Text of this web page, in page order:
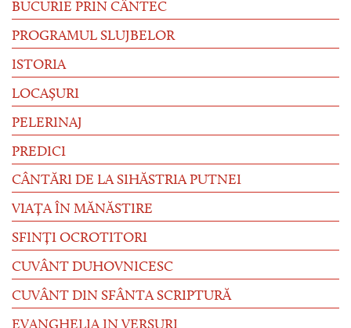
BUCURIE PRIN CÂNTEC
PROGRAMUL SLUJBELOR
ISTORIA
LOCAȘURI
PELERINAJ
PREDICI
CÂNTĂRI DE LA SIHĂSTRIA PUTNEI
VIAȚA ÎN MĂNĂSTIRE
SFINȚI OCROTITORI
CUVÂNT DUHOVNICESC
CUVÂNT DIN SFÂNTA SCRIPTURĂ